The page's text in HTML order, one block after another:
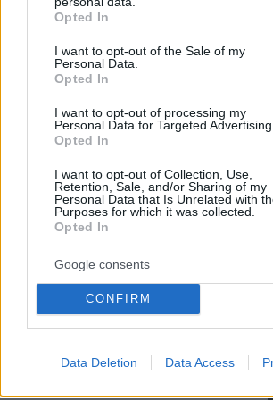
grant or deny consent to Google and its
use your data for below specified purposes
consent section.
Opted In
I want to opt-out of the Sale of my
Personal Data.
Opted In
I want to opt-out of processing my
Personal Data for Targeted Advertising.
Opted In
I want to opt-out of Collection, Use,
Retention, Sale, and/or Sharing of my
Personal Data that Is Unrelated with
Purposes for which it was collected.
Opted In
Google consents
CONFIRM
Data Deletion Data Access
Συνδικαλιστής ψαράς που αποχώρησε
ζητά να τον προστατέψει:
Καταγγέλλει μεθοδευμένη σπίλωση
από μέλη του κόμματος
08.08.2026, 20:05 39
Πατέρας για δεύτερη φορά ο
Κωνσταντέλιας: Η σύζυγός του
Χριστίνα έφερε στον κόσμο ένα
υγιέστατο κοριτσάκι
08.08.2026, 22:23 57
Χόλιγουντ, δεν ήταν γραφτό να
βρίσκομαι εκεί, αλλά στην πατρίδα